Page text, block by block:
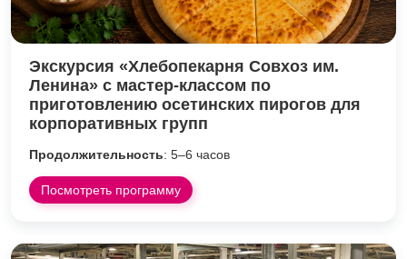
Экскурсия «Хлебопекарня Совхоз им.
Ленина» с мастер-классом по
приготовлению осетинских пирогов для
корпоративных групп
Продолжительность: 5–6 часов
Посмотреть программу